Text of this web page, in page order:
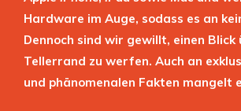
Hardware im Auge, sodass es an
Dennoch sind wir gewillt, einen Blick
Tellerrand zu werfen. Auch an
und phänomenalen Fakten mangelt